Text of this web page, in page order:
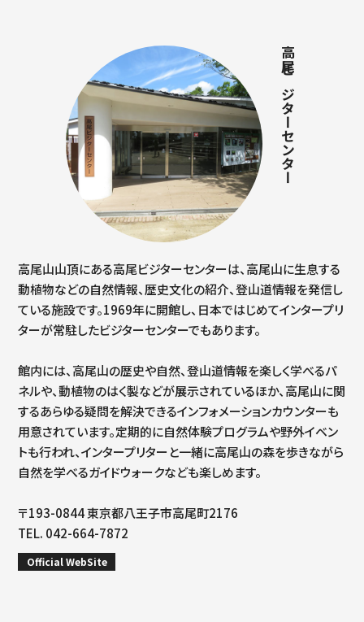
高尾ビジターセンター
高尾山山頂にある高尾ビジターセンターは、高尾山に生息する
動植物などの自然情報、歴史文化の紹介、登山道情報を発信し
ている施設です。1969年に開館し、日本ではじめてインタープリ
ターが常駐したビジターセンターでもあります。
館内には、高尾山の歴史や自然、登山道情報を楽しく学べるパ
ネルや、動植物のはく製などが展示されているほか、高尾山に関
するあらゆる疑問を解決できるインフォメーションカウンターも
用意されています。定期的に自然体験プログラムや野外イベン
トも行われ、インタープリターと一緒に高尾山の森を歩きながら
自然を学べるガイドウォークなども楽しめます。
〒193-0844 東京都八王子市高尾町2176
TEL. 042-664-7872
Official WebSite